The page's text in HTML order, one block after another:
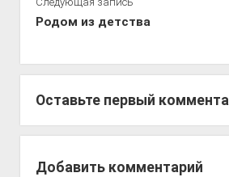
Родом из детства
Оставьте первый
Добавить комментарий